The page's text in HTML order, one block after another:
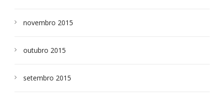
novembro 2015
outubro 2015
setembro 2015